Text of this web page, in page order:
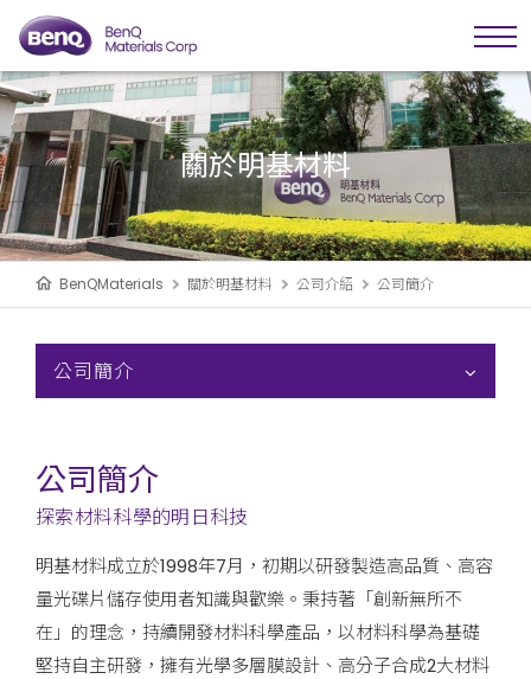
關於明基材料
BenQMaterials 關於明基材料 公司介紹 公司簡介
公司簡介
公司簡介
探索材料科學的明日科技
明基材料成立於1998年7月，初期以研發製造高品質、高容
量光碟片儲存使用者知識與歡樂。秉持著「創新無所不
在」的理念，持續開發材料科學產品，以材料科學為基礎
堅持自主研發，擁有光學多層膜設計、高分子合成2大材料